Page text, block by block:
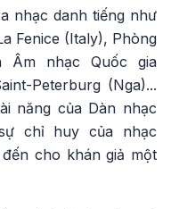
nhạc danh tiếng như
Fenice (Italy), Phòng
Âm nhạc Quốc gia
Peterburg (Nga)...
năng của Dàn nhạc
chỉ huy của nhạc
cho khán giả một